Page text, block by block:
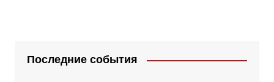
Последние события